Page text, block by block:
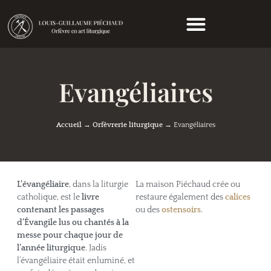
Evangéliaires
Accueil→ Orfèvrerie liturgique→ Evangéliaires
L’évangéliaire, dans la liturgie
catholique, est lelivre
contenant les passages
d’Évangile lus ou chantés à la
messe pour chaque jour de
l’année liturgique. Jadis
l’évangéliaire était enluminé, et
La maison Piéchaud crée ou
restaure également descalices
ou desostensoirs.